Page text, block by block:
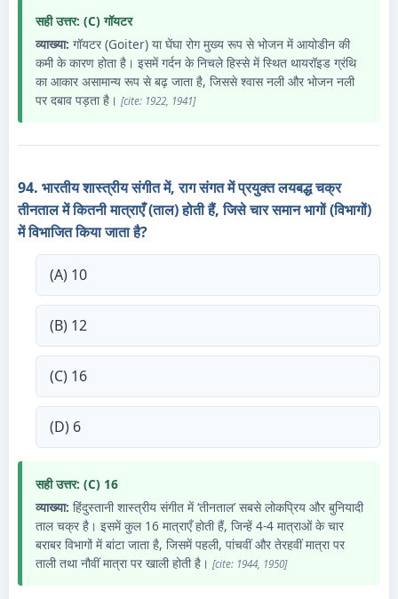
सही उत्तर: (C) गॉयटर
व्याख्या: गॉयटर (Goiter) या घेंघा रोग मुख्य रूप से भोजन में आयोडीन की
कमी के कारण होता है। इसमें गर्दन के निचले हिस्से में स्थित थायरॉइड ग्रंथि
का आकार असामान्य रूप से बढ़ जाता है, जिससे श्वास नली और भोजन नली
पर दबाव पड़ता है। [cite: 1922, 1941]
94. भारतीय शास्त्रीय संगीत में, राग संगत में प्रयुक्त लयबद्ध चक्र
तीनताल में कितनी मात्राएँ (ताल) होती हैं, जिसे चार समान भागों (विभागों)
में विभाजित किया जाता है?
(A) 10
(B) 12
(C) 16
(D) 6
सही उत्तर: (C) 16
व्याख्या: हिंदुस्तानी शास्त्रीय संगीत में ‘तीनताल’ सबसे लोकप्रिय और बुनियादी
ताल चक्र है। इसमें कुल 16 मात्राएँ होती हैं, जिन्हें 4-4 मात्राओं के चार
बराबर विभागों में बांटा जाता है, जिसमें पहली, पांचवीं और तेरहवीं मात्रा पर
ताली तथा नौवीं मात्रा पर खाली होती है। [cite: 1944, 1950]